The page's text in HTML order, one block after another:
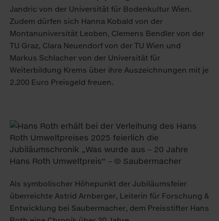
Jandric von der Universität für Bodenkultur Wien.
Zudem dürfen sich Hanna Kobald von der
Montanuniversität Leoben, Clemens Bendler von der
TU Graz, Clara Neuendorf von der TU Wien und
Markus Schlacher von der Universität für
Weiterbildung Krems über ihre Auszeichnungen mit je
2.200 Euro Preisgeld freuen.
Als symbolischer Höhepunkt der Jubiläumsfeier
überreichte Astrid Arnberger, Leiterin für Forschung &
Entwicklung bei Saubermacher, dem Preisstifter Hans